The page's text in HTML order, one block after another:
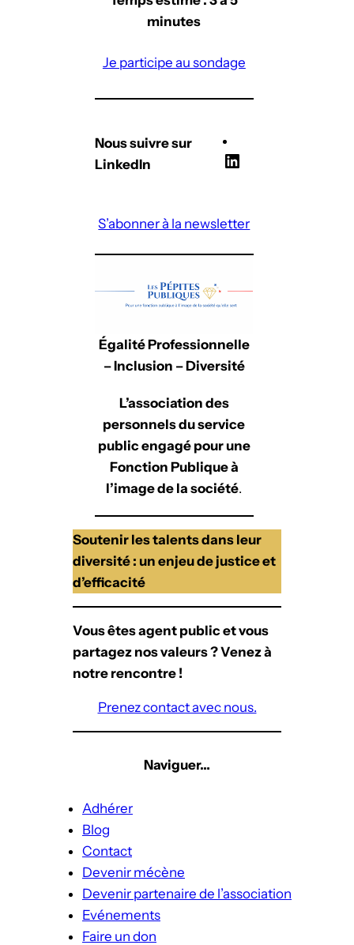
minutes
Je participe au sondage
Nous suivre sur
LinkedIn
k
I
S’abonner à la newsletter
Égalité Professionnelle
– Inclusion – Diversité
L’association des
personnels du service
public engagé pour une
Fonction Publique à
l’image de la société.
Soutenir les talents dans leur
diversité : un enjeu de justice et
d’efficacité
Vous êtes agent public et vous
partagez nos valeurs ? Venez à
notre rencontre !
Prenez contact avec nous.
Naviguer…
Adhérer
Blog
Contact
Devenir mécène
Devenir partenaire de l’association
Evénements
Faire un don